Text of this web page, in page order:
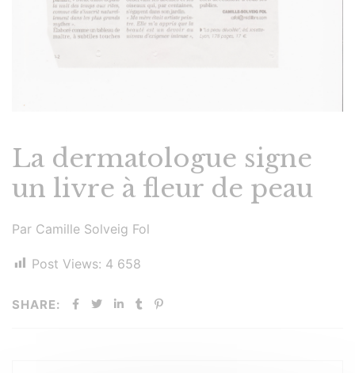
La dermatologue signe
un livre à fleur de peau
Par Camille Solveig Fol
Post Views: 4 658
SHARE: